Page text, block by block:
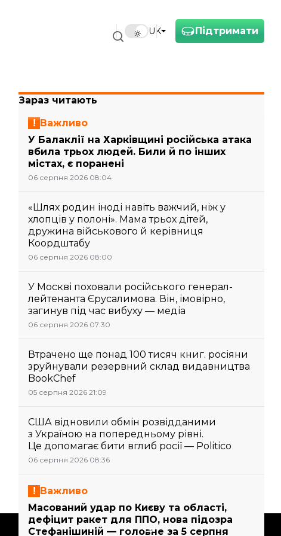
Підтримати
UK
Зараз читають
Важливо
У Балаклії на Харківщині російська атака
вбила трьох людей. Били й по інших
містах, є поранені
06 серпня 2026 08:04
«Шлях родин іноді навіть важчий, ніж у
хлопців у полоні». Мама трьох дітей,
дружина військового й керівниця
Коордштабу
06 серпня 2026 08:00
У Москві поховали російського генерал-
лейтенанта Єрусалимова. Він, імовірно,
загинув під час вибуху — медіа
06 серпня 2026 07:30
Втрачено ще понад 100 тисяч книг. росіяни
зруйнували резервний склад видавництва
BookChef
05 серпня 2026 21:09
США відновили обмін розвідданими
з Україною на попередньому рівні.
Це допомагає бити вглиб росії — Politico
06 серпня 2026 08:36
Важливо
Масований удар по Києву та області,
дефіцит ракет для ППО, нова підозра
Стефанішиній — головне за 5 серпня
Підтримати